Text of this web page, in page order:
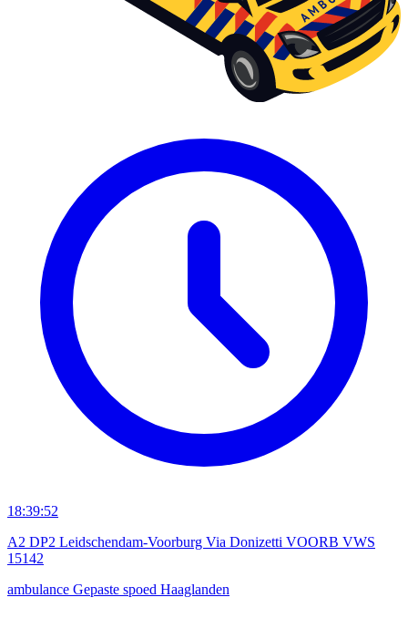
18:39:52
A2 DP2 Leidschendam-Voorburg Via Donizetti VOORB VWS
15142
ambulance Gepaste spoed Haaglanden